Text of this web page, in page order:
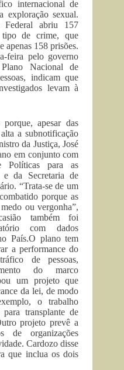
internacional de
exploração sexual.
abriu 157
tipo de crime, que
apenas 158 prisões.
feira pelo governo
Nacional de
indicam que
levam à
apesar das
a subnotificação
da Justiça, José
em conjunto com
Políticas para as
e da Secretaria de
“Trata-se de um
porque as
ou vergonha”,
também foi
com dados
País.O plano tem
a performance do
de pessoas,
do marco
um projeto que
da lei, de modo
o trabalho
transplante de
projeto prevê a
de organizações
Cardozo disse
que inclua os dois